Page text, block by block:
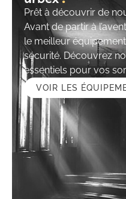
Prêt à découvrir de
Avant de partir à
le meilleur
sécurité. Découvrez
essentiels pour vos
VOIR LES